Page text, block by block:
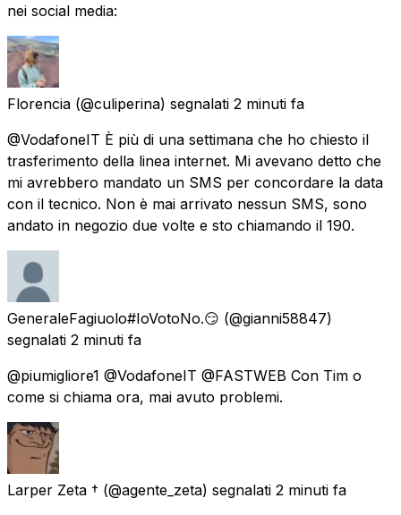
nei social media:
Florencia (@culiperina) segnalati 2 minuti fa
@VodafoneIT È più di una settimana che ho chiesto il
trasferimento della linea internet. Mi avevano detto che
mi avrebbero mandato un SMS per concordare la data
con il tecnico. Non è mai arrivato nessun SMS, sono
andato in negozio due volte e sto chiamando il 190.
GeneraleFagiuolo#IoVotoNo.😏 (@gianni58847)
segnalati 2 minuti fa
@piumigliore1 @VodafoneIT @FASTWEB Con Tim o
come si chiama ora, mai avuto problemi.
Larper Zeta † (@agente_zeta) segnalati 2 minuti fa